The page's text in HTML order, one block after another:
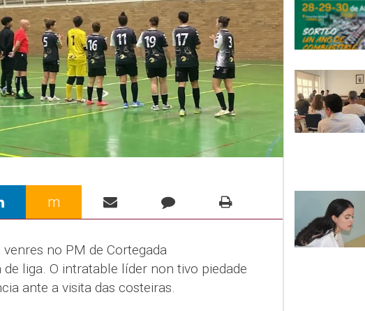
m
no PM de Cortegada
liga. O intratable líder non tivo piedade
ante a visita das costeiras.